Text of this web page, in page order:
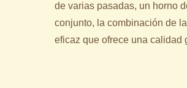
de varias pasadas, un horno
conjunto, la combinación de
eficaz que ofrece una calidad